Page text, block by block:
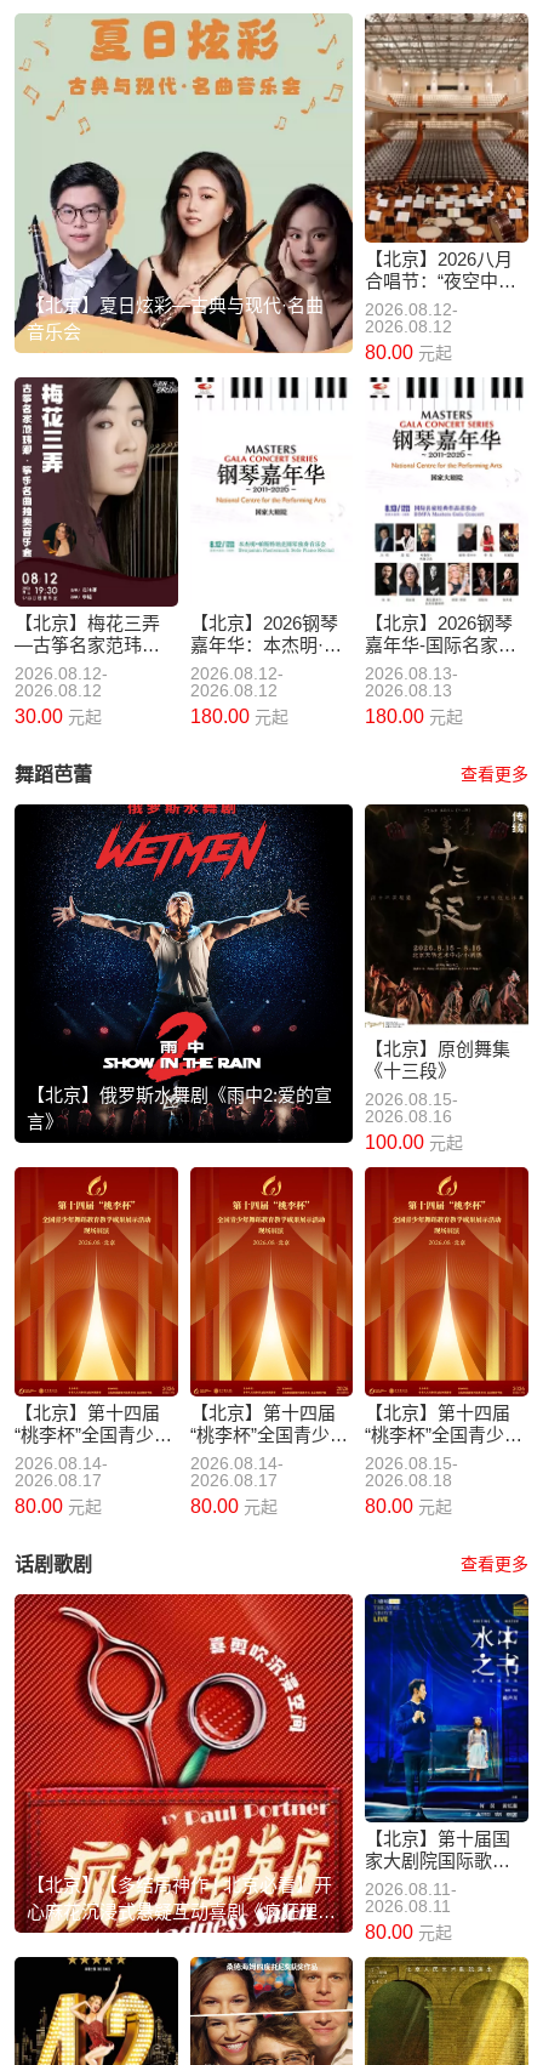
【北京】夏日炫彩—古典与现代·名曲
音乐会
【北京】2026八月
合唱节：“夜空中最
亮的星”耶鲁大学威
芬普夫斯阿卡贝拉
合唱团音乐会
2026.08.12-
2026.08.12
80.00 元起
【北京】梅花三弄
—古筝名家范玮卿·
筝乐名曲独奏音乐
会
2026.08.12-
2026.08.12
30.00 元起
【北京】2026钢琴
嘉年华：本杰明·帕
斯特纳克独奏音乐
会
2026.08.12-
2026.08.12
180.00 元起
【北京】2026钢琴
嘉年华-国际名家经
典作品音乐会
2026.08.13-
2026.08.13
180.00 元起
舞蹈芭蕾 查看更多
【北京】俄罗斯水舞剧《雨中2:爱的宣
言》
【北京】原创舞集
《十三段》
2026.08.15-
2026.08.16
100.00 元起
【北京】第十四届
“桃李杯”全国青少年
舞蹈教育教学成果
展示活动——中国
民族民间舞
2026.08.14-
2026.08.17
80.00 元起
【北京】第十四届
“桃李杯”全国青少年
舞蹈教育教学成果
展示活动——中国
古典舞
2026.08.14-
2026.08.17
80.00 元起
【北京】第十四届
“桃李杯”全国青少年
舞蹈教育教学成果
展示活动——芭蕾
舞
2026.08.15-
2026.08.18
80.00 元起
话剧歌剧 查看更多
【北京】【多结局神作 | 北京必看】开
心麻花沉浸式悬疑互动喜剧《疯狂理发
店》
【北京】第十届国
家大剧院国际歌剧
电影展：舞台纪录
片话剧《水中之
书》放映
2026.08.11-
2026.08.11
80.00 元起